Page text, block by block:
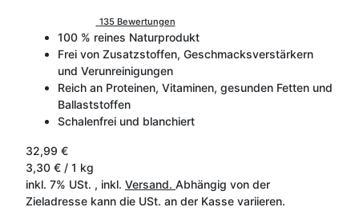
135 Bewertungen
100 % reines Naturprodukt
Frei von Zusatzstoffen, Geschmacksverstärkern
und Verunreinigungen
Reich an Proteinen, Vitaminen, gesunden Fetten und
Ballaststoffen
Schalenfrei und blanchiert
32,99 €
3,30 € / 1 kg
inkl. 7% USt. , inkl. Versand. Abhängig von der
Zieladresse kann die USt. an der Kasse variieren.